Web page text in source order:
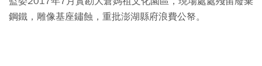
鋼鐵，雕像基座鏽蝕，重批澎湖縣府浪費公帑。